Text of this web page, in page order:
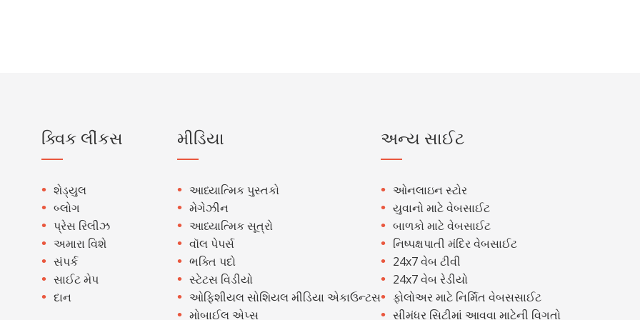
ક્વિક લીંકસ
શેડ્યુલ
બ્લોગ
પ્રેસ રિલીઝ
અમારા વિશે
સંપર્ક
સાઈટ મેપ
દાન
મીડિયા
આધ્યાત્મિક પુસ્તકો
મેગેઝીન
આધ્યાત્મિક સૂત્રો
વૉલ પેપર્સ
ભક્તિ પદો
સ્ટેટસ વિડીયો
ઓફિશીયલ સોશિયલ મીડિયા એકાઉન્ટસ
મોબાઈલ એપ્સ
અન્ય સાઈટ
ઓનલાઇન સ્ટોર
યુવાનો માટે વેબસાઈટ
બાળકો માટે વેબસાઈટ
નિષ્પક્ષપાતી મંદિર વેબસાઈટ
24x7 વેબ ટીવી
24x7 વેબ રેડીયો
ફોલોઅર માટે નિર્મિત વેબસસાઈટ
સીમંધર સિટીમાં આવવા માટેની વિગતો